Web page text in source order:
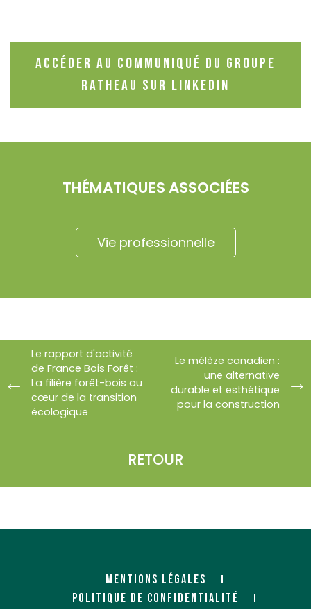
Accéder au communiqué du groupe
Ratheau sur LinkedIn
THÉMATIQUES ASSOCIÉES
Vie professionnelle
Le rapport d'activité
de France Bois Forêt :
La filière forêt-bois au
cœur de la transition
écologique
RETOUR
Le mélèze canadien :
une alternative
durable et esthétique
pour la construction
MENTIONS LÉGALES
POLITIQUE DE CONFIDENTIALITÉ